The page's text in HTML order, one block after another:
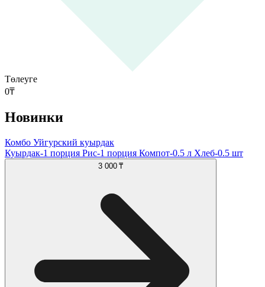
Төлеуге
0₸
Новинки
Комбо Уйгурский куырдак
Куырдак-1 порция Рис-1 порция Компот-0.5 л Хлеб-0.5 шт
3 000 ₸